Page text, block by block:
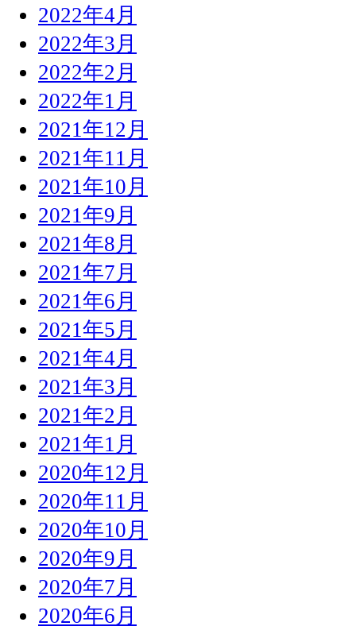
2022年4月
2022年3月
2022年2月
2022年1月
2021年12月
2021年11月
2021年10月
2021年9月
2021年8月
2021年7月
2021年6月
2021年5月
2021年4月
2021年3月
2021年2月
2021年1月
2020年12月
2020年11月
2020年10月
2020年9月
2020年7月
2020年6月